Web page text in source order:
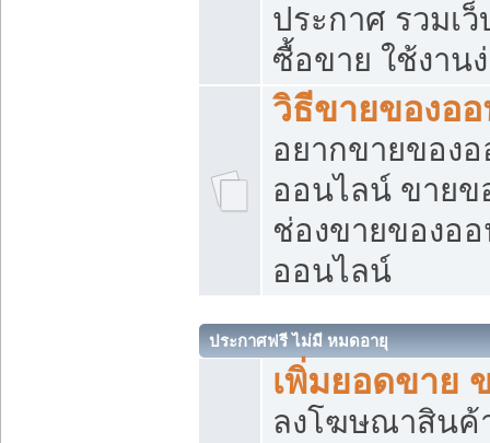
ประกาศ รวมเ
ซื้อขาย ใช้งาน
วิธีขายของอ
อยากขายของ
ออนไลน์ ขายข
ช่องขายของอ
ออนไลน์
ประกาศฟรี ไม่มี หมดอายุ
เพิ่มยอดขาย
ลงโฆษณาสิน